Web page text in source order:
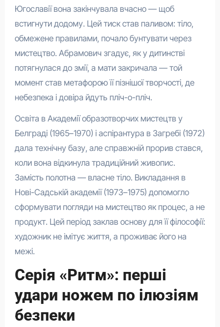
Югославії вона закінчувала вчасно — щоб
встигнути додому. Цей тиск став паливом: тіло,
обмежене правилами, почало бунтувати через
мистецтво. Абрамович згадує, як у дитинстві
потягнулася до змії, а мати закричала — той
момент став метафорою її пізнішої творчості, де
небезпека і довіра йдуть пліч-о-пліч.
Освіта в Академії образотворчих мистецтв у
Белграді (1965–1970) і аспірантура в Загребі (1972)
дала технічну базу, але справжній прорив стався,
коли вона відкинула традиційний живопис.
Замість полотна — власне тіло. Викладання в
Нові-Садській академії (1973–1975) допомогло
сформувати погляди на мистецтво як процес, а не
продукт. Цей період заклав основу для її філософії:
художник не імітує життя, а проживає його на
межі.
Серія «Ритм»: перші
удари ножем по ілюзіям
безпеки